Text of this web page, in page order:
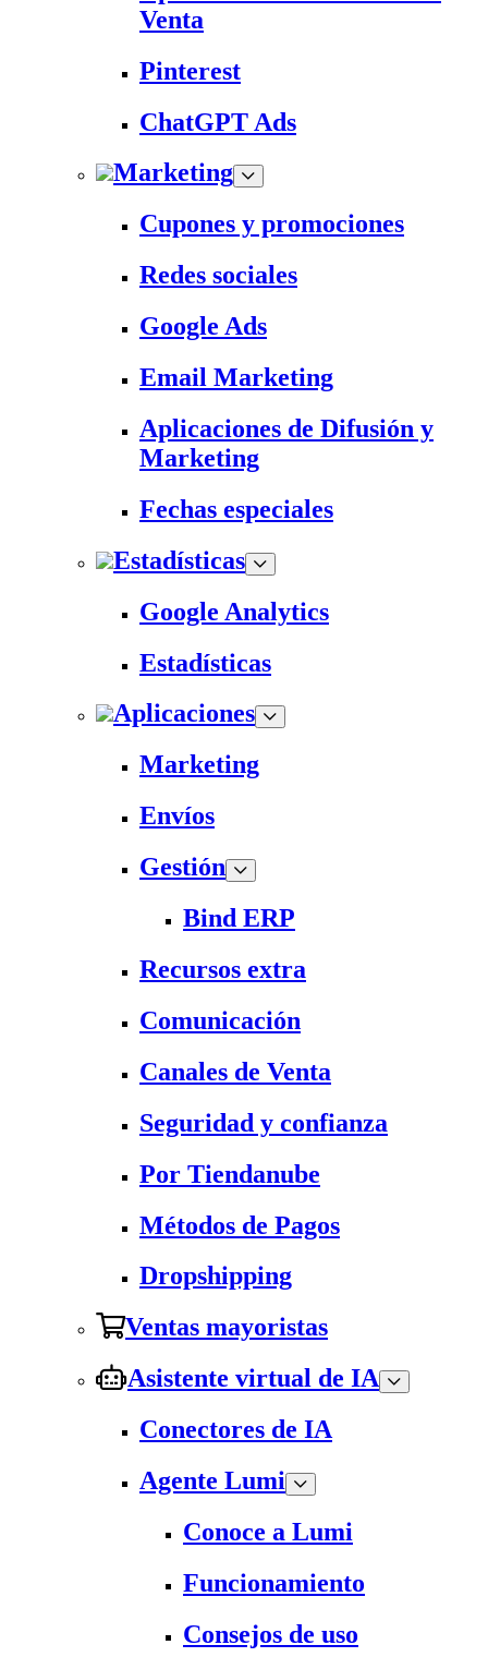
Venta
Pinterest
ChatGPT Ads
Marketing
Cupones y promociones
Redes sociales
Google Ads
Email Marketing
Aplicaciones de Difusión y
Marketing
Fechas especiales
Estadísticas
Google Analytics
Estadísticas
Aplicaciones
Marketing
Envíos
Gestión
Bind ERP
Recursos extra
Comunicación
Canales de Venta
Seguridad y confianza
Por Tiendanube
Métodos de Pagos
Dropshipping
Ventas mayoristas
Asistente virtual de IA
Conectores de IA
Agente Lumi
Conoce a Lumi
Funcionamiento
Consejos de uso